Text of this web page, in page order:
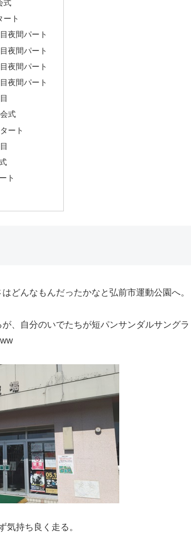
式
ート
夜間パート
夜間パート
夜間パート
夜間パート
式
ート
ト
どんなもんだったかなと弘前市運動公園へ。
、自分のいでたちが短パンサンダルサングラ
気持ち良く走る。